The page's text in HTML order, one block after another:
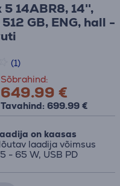
14ABR8, 14'',
GB, ENG, hall -
Sõbrahind:
649.99 €
Tavahind: 699.99 €
(1)
on kaasas
laadija võimsus
- 65 W, USB PD